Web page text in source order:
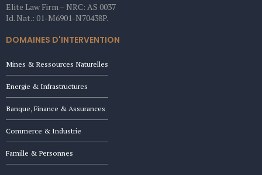
Elite Law Firm – NRC: AS 0037
Id. Nat.: 01-M6901-N70438P.
DOMAINES D'INTERVENTION
Mines & Ressources Naturelles
Energie & Infrastructures
Banque, Finance & Assurances
Commerce & Industrie
Famille & Personnes